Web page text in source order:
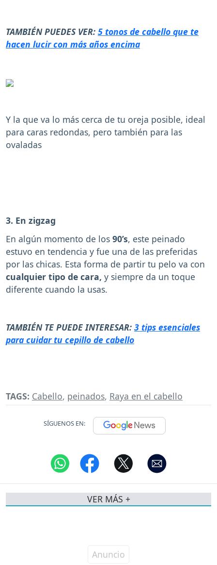
TAMBIÉN PUEDES VER: 5 tonos de cabello que te
hacen lucir con más años encima
Y la que va lo más cerca de tu oreja posible, ideal
para caras redondas, pero también para las
ovaladas
3. En zigzag
En algún momento de los 90’s, este peinado
estuvo en tendencia y fue una de las preferidas
por las chicas. Esta forma de partir tu pelo va con
cualquier tipo de cara, y siempre da un toque
diferente cuando la usas.
TAMBIÉN TE PUEDE INTERESAR: 3 tips esenciales
para cuidar tu cepillo de cabello
TAGS: Cabello, peinados, Raya en el cabello
SÍGUENOS EN:
VER MÁS +